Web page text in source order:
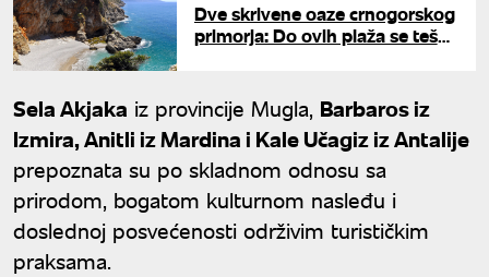
Dve skrivene oaze crnogorskog
primorja: Do ovih plaža se teško
Sela Akjaka iz provincije Mugla, Barbaros iz
Izmira, Anitli iz Mardina i Kale Učagiz iz Antalije
prepoznata su po skladnom odnosu sa
prirodom, bogatom kulturnom nasleđu i
doslednoj posvećenosti održivim turističkim
praksama.